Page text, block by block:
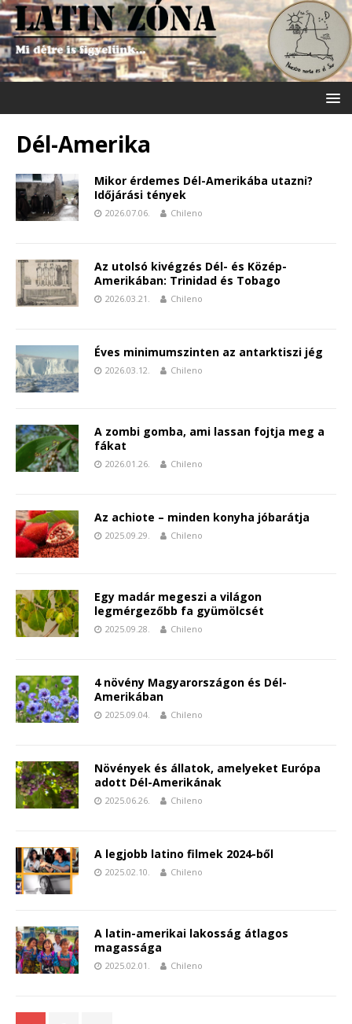
Dél-Amerika
Mikor érdemes Dél-Amerikába utazni?
Időjárási tények
2026.07.06. Chileno
Az utolsó kivégzés Dél- és Közép-
Amerikában: Trinidad és Tobago
2026.03.21. Chileno
Éves minimumszinten az antarktiszi jég
2026.03.12. Chileno
A zombi gomba, ami lassan fojtja meg a
fákat
2026.01.26. Chileno
Az achiote – minden konyha jóbarátja
2025.09.29. Chileno
Egy madár megeszi a világon
legmérgezőbb fa gyümölcsét
2025.09.28. Chileno
4 növény Magyarországon és Dél-
Amerikában
2025.09.04. Chileno
Növények és állatok, amelyeket Európa
adott Dél-Amerikának
2025.06.26. Chileno
A legjobb latino filmek 2024-ből
2025.02.10. Chileno
A latin-amerikai lakosság átlagos
magassága
2025.02.01. Chileno